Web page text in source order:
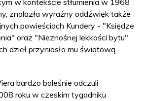
w kontekście stłumienia w 1968
znalazła wyraźny oddźwięk także
powieściach Kundery - "Księdze
oraz "Nieznośnej lekkości bytu"
dzieł przyniosło mu światową
bardzo boleśnie odczuli
roku w czeskim tygodniku